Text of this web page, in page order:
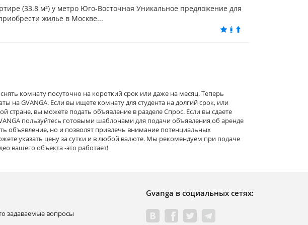
(33.8 м²) у метро Юго-Восточная Уникальное предложение для
жилье в Москве...
комнату посуточно на короткий срок или даже на месяц. Теперь
на GVANGA. Если вы ищете комнату для студента на долгий срок, или
стране, вы можете подать объявление в разделе Спрос. Если вы сдаете
пользуйтесь готовыми шаблонами для подачи объявления об аренде
объявление, но и позволят привлечь внимание потенциальных
указать цену за сутки и в любой валюте. Мы рекомендуем при подаче
вашего объекта -это работает!
задаваемые вопросы
Gvanga в социальных сетях: